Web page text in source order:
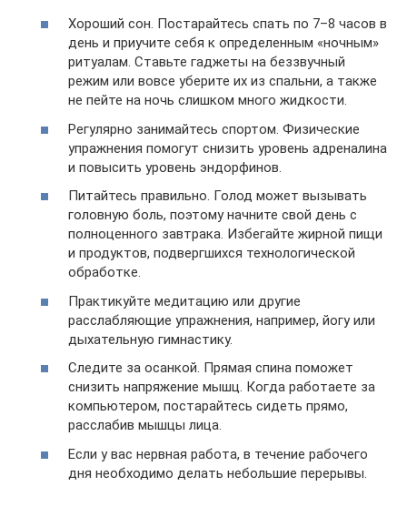
Хороший сон. Постарайтесь спать по 7–8 часов в
день и приучите себя к определенным «ночным»
ритуалам. Ставьте гаджеты на беззвучный
режим или вовсе уберите их из спальни, а также
не пейте на ночь слишком много жидкости.
Регулярно занимайтесь спортом. Физические
упражнения помогут снизить уровень адреналина
и повысить уровень эндорфинов.
Питайтесь правильно. Голод может вызывать
головную боль, поэтому начните свой день с
полноценного завтрака. Избегайте жирной пищи
и продуктов, подвергшихся технологической
обработке.
Практикуйте медитацию или другие
расслабляющие упражнения, например, йогу или
дыхательную гимнастику.
Следите за осанкой. Прямая спина поможет
снизить напряжение мышц. Когда работаете за
компьютером, постарайтесь сидеть прямо,
расслабив мышцы лица.
Если у вас нервная работа, в течение рабочего
дня необходимо делать небольшие перерывы.